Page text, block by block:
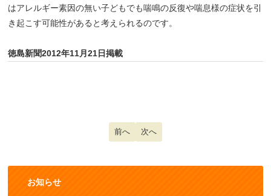
はアレルギー素因の無い子どもでも喘鳴の反復や喘息様の症状を引
き起こす可能性があると考えられるのです。
徳島新聞2012年11月21日掲載
前の記事へ: ＲＳウイルス感染症（３）
前へ 次の記事へ: ＲＳウイルス感染症（
次へ
お知らせ